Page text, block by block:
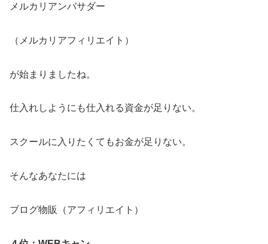
メルカリアンバサダー
（メルカリアフィリエイト）
が始まりましたね。
仕入れしようにも仕入れる資金が足りない。
スクールに入りたくてもお金が足りない。
そんなあなたには
ブログ物販（アフィリエイト）